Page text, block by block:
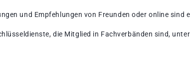
und Empfehlungen von Freunden oder online
die Mitglied in Fachverbänden sind,